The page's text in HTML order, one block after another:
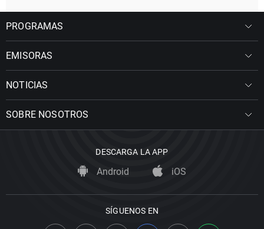
PROGRAMAS
EMISORAS
NOTICIAS
SOBRE NOSOTROS
DESCARGA LA APP
Android iOS
SÍGUENOS EN